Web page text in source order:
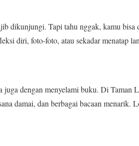
dikunjungi. Tapi tahu nggak, kamu bisa
diri, foto-foto, atau sekadar menatap
juga dengan menyelami buku. Di Taman
damai, dan berbagai bacaan menarik.